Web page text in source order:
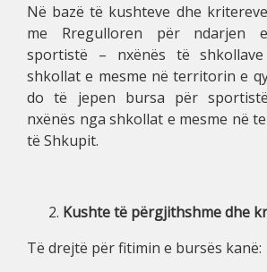
Në bazë të kushteve dhe
me Rregulloren për ndarjen
sportistë – nxënës të
shkollat e mesme në territorin e
do të jepen bursa për
nxënës nga shkollat e mesme në
të Shkupit.
Kushte të përgjithshme dhe
Të drejtë për fitimin e bursës kanë: